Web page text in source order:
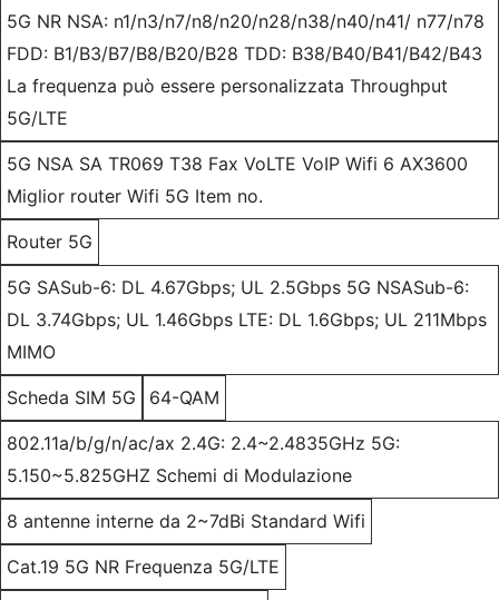
5G NR NSA: n1/n3/n7/n8/n20/n28/n38/n40/n41/ n77/n78
FDD: B1/B3/B7/B8/B20/B28 TDD: B38/B40/B41/B42/B43
La frequenza può essere personalizzata Throughput
5G/LTE
5G NSA SA TR069 T38 Fax VoLTE VoIP Wifi 6 AX3600
Miglior router Wifi 5G Item no.
Router 5G
5G SASub-6: DL 4.67Gbps; UL 2.5Gbps 5G NSASub-6:
DL 3.74Gbps; UL 1.46Gbps LTE: DL 1.6Gbps; UL 211Mbps
MIMO
Scheda SIM 5G 64-QAM
802.11a/b/g/n/ac/ax 2.4G: 2.4~2.4835GHz 5G:
5.150~5.825GHZ Schemi di Modulazione
8 antenne interne da 2~7dBi Standard Wifi
Cat.19 5G NR Frequenza 5G/LTE